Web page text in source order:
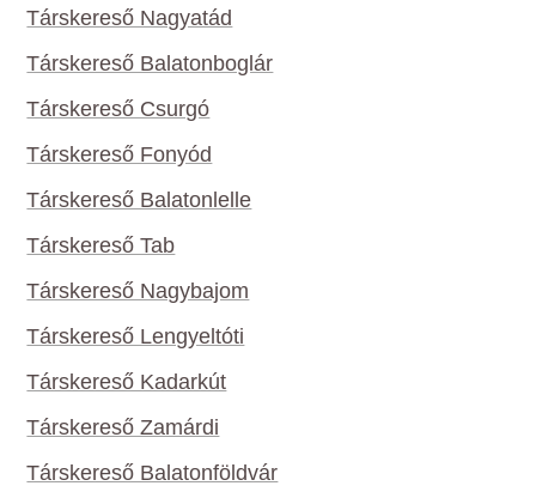
Társkereső Nagyatád
Társkereső Balatonboglár
Társkereső Csurgó
Társkereső Fonyód
Társkereső Balatonlelle
Társkereső Tab
Társkereső Nagybajom
Társkereső Lengyeltóti
Társkereső Kadarkút
Társkereső Zamárdi
Társkereső Balatonföldvár